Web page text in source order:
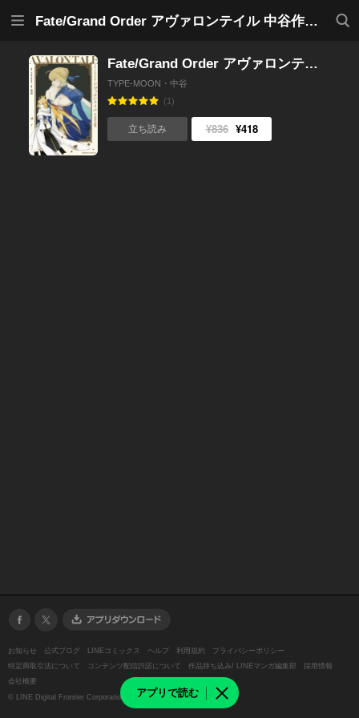
Fate/Grand Order アヴァロンテイル 中谷作品集
検索
アプリで読む
Fate/Grand Order アヴァロンテイル 中谷作品集
TYPE-MOON・中谷
(1)
立ち読み ¥836 ¥418
お知らせ 公式ブログ LINEコミックス ヘルプ 利用規約
プライバシーポリシー
特定商取引法について
コンテンツ配信許諾について 作品持ち込み/ LINEマンガ編集部
採用情報
会社概要
© LINE Digital Frontier Corporation